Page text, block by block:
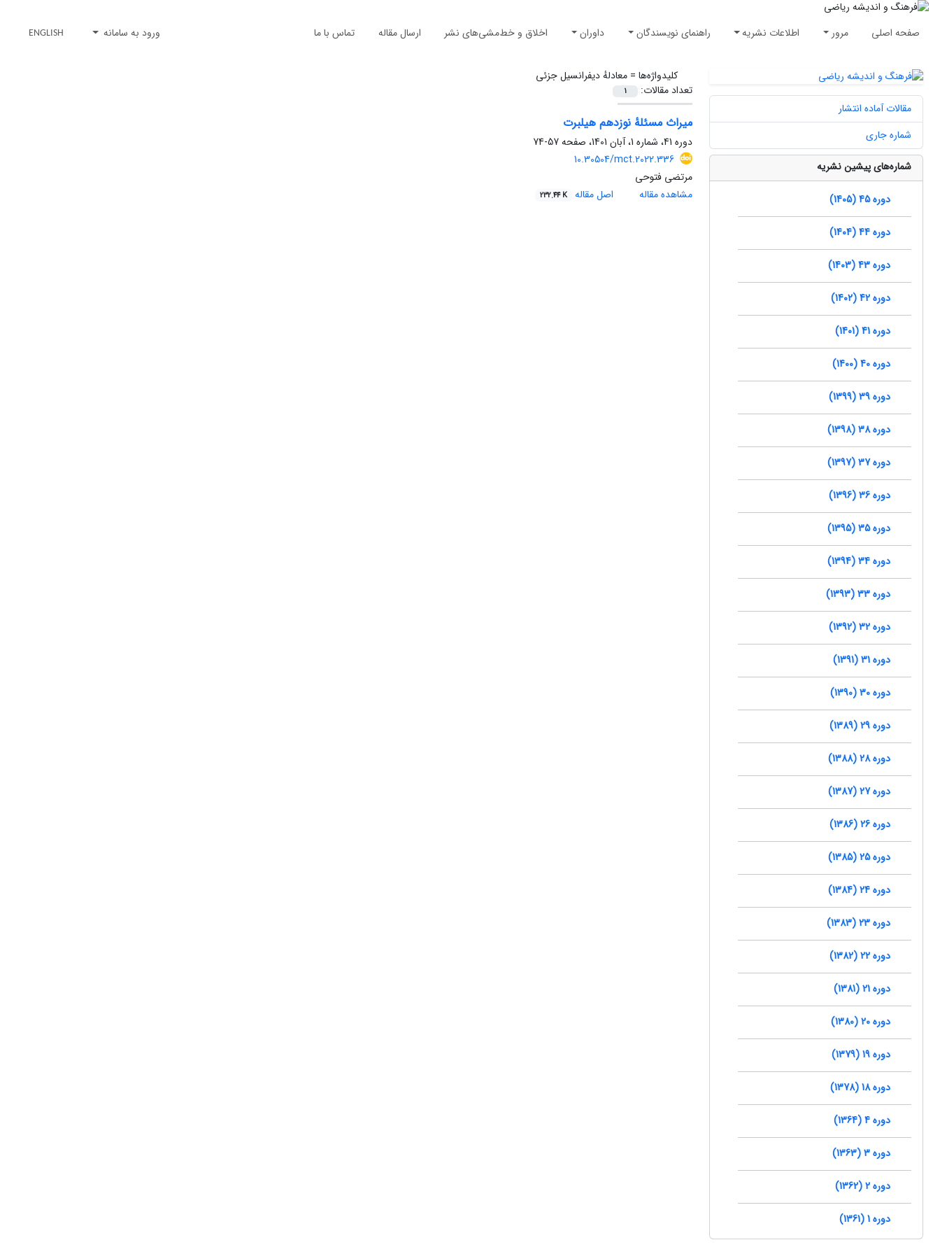
صفحه اصلی مرور اطلاعات نشریه راهنمای نویسندگان داوران اخلاق و خط‌مشی‌های نشر ارسال مقاله تماس با ما ورود به سامانه ENGLISH
کلیدواژه‌ها =معادلهٔ دیفرانسیل جزئی
تعداد مقالات:
1
میراث مسئلهٔ نوزدهم هیلبرت
دوره 41، شماره 1، آبان 1401، صفحه
57-74
10.30504/mct.2022.336
مرتضی فتوحی
مشاهده مقاله
اصل مقاله 232.44 K
مقالات آماده انتشار
شماره جاری
شماره‌های پیشین نشریه
دوره 45 (1405)
دوره 44 (1404)
دوره 43 (1403)
دوره 42 (1402)
دوره 41 (1401)
دوره 40 (1400)
دوره 39 (1399)
دوره 38 (1398)
دوره 37 (1397)
دوره 36 (1396)
دوره 35 (1395)
دوره 34 (1394)
دوره 33 (1393)
دوره 32 (1392)
دوره 31 (1391)
دوره 30 (1390)
دوره 29 (1389)
دوره 28 (1388)
دوره 27 (1387)
دوره 26 (1386)
دوره 25 (1385)
دوره 24 (1384)
دوره 23 (1383)
دوره 22 (1382)
دوره 21 (1381)
دوره 20 (1380)
دوره 19 (1379)
دوره 18 (1378)
دوره 4 (1364)
دوره 3 (1363)
دوره 2 (1362)
دوره 1 (1361)